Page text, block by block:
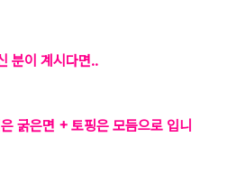
분이 계시다면..
굵은면 + 토핑은 모듬으로 입니